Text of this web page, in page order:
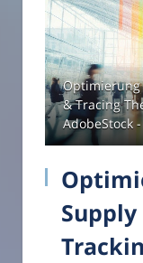
Optimierung
& Tracing
AdobeStock
Supply